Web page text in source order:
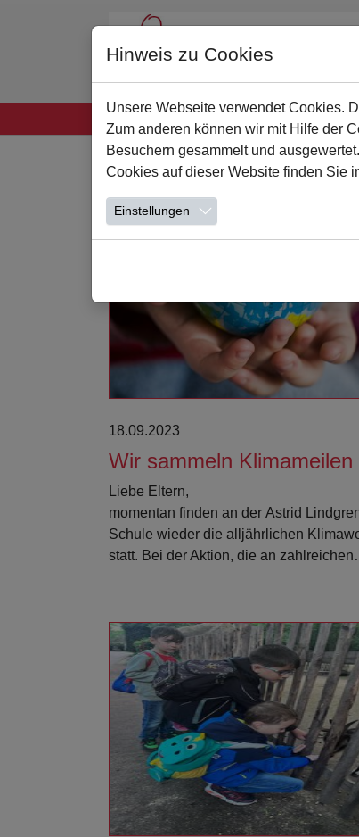
Zum Hauptinhalt springen
18.09.2023
Wir sammeln Klimameilen
Liebe Eltern,
momentan finden an der Astrid
Schule wieder die alljährlichen
statt. Bei der Aktion, die an
Weiterlesen
Hinweis zu Cookies
Unsere Webseite verwendet Cookies.
Zum anderen können wir mit Hilfe der
Besuchern gesammelt und
Cookies auf dieser Website finden Sie
Einstellungen